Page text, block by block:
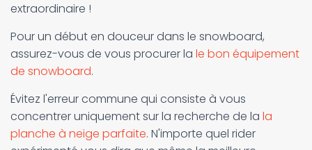
extraordinaire !
Pour un début en douceur dans le snowboard,
assurez-vous de vous procurer la le bon équipement
de snowboard.
Évitez l'erreur commune qui consiste à vous
concentrer uniquement sur la recherche de la la
planche à neige parfaite. N'importe quel rider